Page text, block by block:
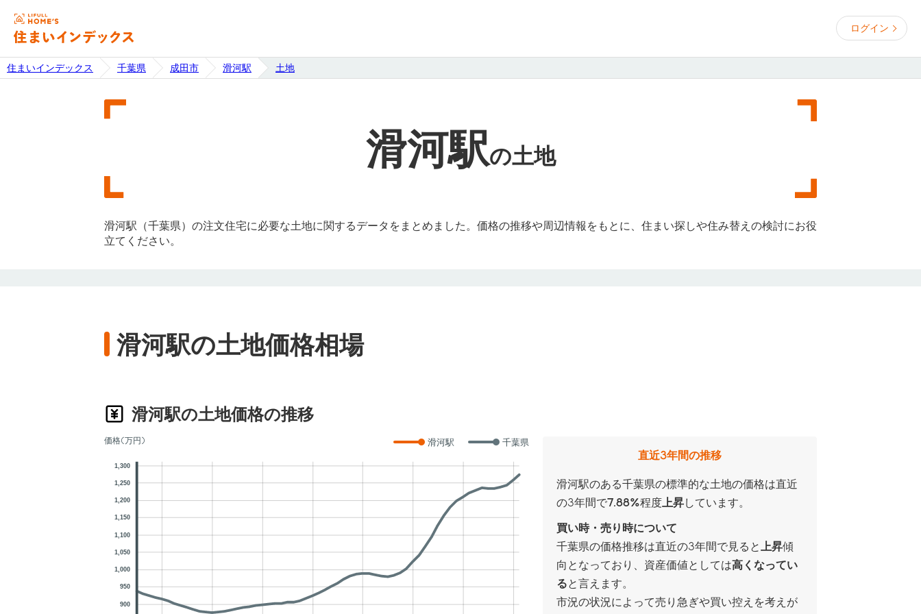
ログイン
住まいインデックス 千葉県 成田市 滑河駅 土地
滑河駅の土地
滑河駅（千葉県）の注文住宅に必要な土地に関するデータをまとめました。価格の推移や周辺情報をもとに、住まい探しや住み替えの検討にお役
立てください。
滑河駅の土地価格相場
滑河駅の土地価格の推移
価格(万円) 滑河駅 千葉県
900
950
1,000
1,050
1,100
1,150
1,200
1,250
1,300
直近3年間の推移
滑河駅のある千葉県の標準的な土地の価格は直近
の3年間で7.88%程度 上昇しています。
買い時・売り時について
千葉県の価格推移は直近の3年間で見ると
上昇傾
向となっており、資産価値としては高くなってい
ると言えます。
市況の状況によって売り急ぎや買い控えを考えが